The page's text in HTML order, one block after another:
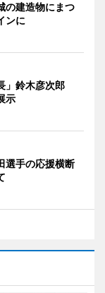
の建造物にまつ
ンに
」鈴木彦次郎
示
選手の応援横断